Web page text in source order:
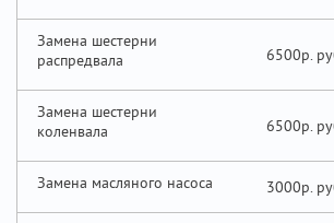
Замена шестерни
распредвала
6500р.
Замена шестерни
коленвала
6500р.
Замена масляного насоса 3000р.